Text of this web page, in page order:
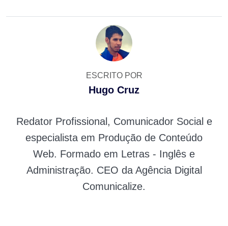
ESCRITO POR
Hugo Cruz
Redator Profissional, Comunicador Social e
especialista em Produção de Conteúdo
Web. Formado em Letras - Inglês e
Administração. CEO da Agência Digital
Comunicalize.